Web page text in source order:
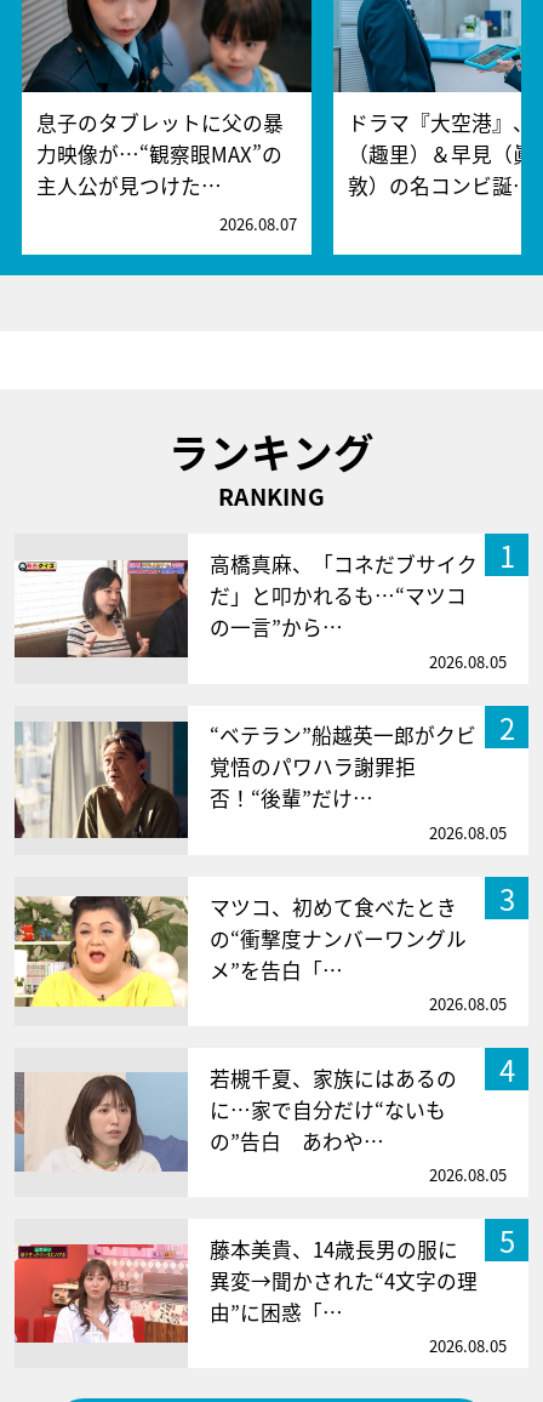
息子のタブレットに父の暴
力映像が…“観察眼MAX”の
主人公が見つけた…
2026.08.07
ドラマ『大空港』、
（趣里）＆早見（眞
敦）の名コンビ誕…
ランキング
RANKING
1
高橋真麻、「コネだブサイク
だ」と叩かれるも…“マツコ
の一言”から…
2026.08.05
2
“ベテラン”船越英一郎がクビ
覚悟のパワハラ謝罪拒
否！“後輩”だけ…
2026.08.05
3
マツコ、初めて食べたとき
の“衝撃度ナンバーワングル
メ”を告白「…
2026.08.05
4
若槻千夏、家族にはあるの
に…家で自分だけ“ないも
の”告白 あわや…
2026.08.05
5
藤本美貴、14歳長男の服に
異変→聞かされた“4文字の理
由”に困惑「…
2026.08.05